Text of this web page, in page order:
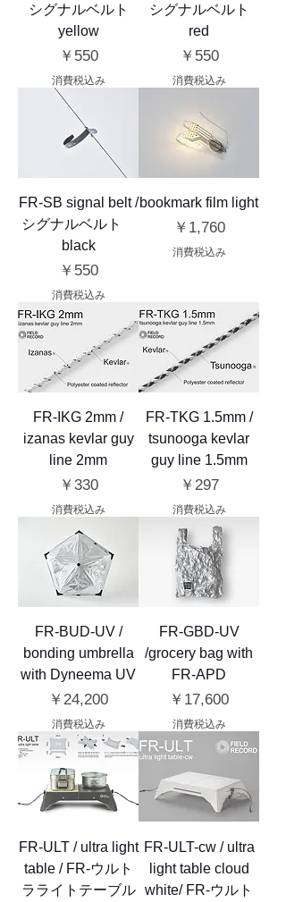
シグナルベルト
yellow
価格
￥550
消費税込み
シグナルベルト
red
価格
￥550
消費税込み
FR-SB signal belt /
シグナルベルト
black
価格
￥550
消費税込み
bookmark film light
価格
￥1,760
消費税込み
FR-IKG 2mm /
izanas kevlar guy
line 2mm
価格
￥330
消費税込み
FR-TKG 1.5mm /
tsunooga kevlar
guy line 1.5mm
価格
￥297
消費税込み
FR-BUD-UV /
bonding umbrella
with Dyneema UV
価格
￥24,200
消費税込み
FR-GBD-UV
/grocery bag with
FR-APD
価格
￥17,600
消費税込み
FR-ULT / ultra light
table / FR-ウルト
ラライトテーブル
FR-ULT-cw / ultra
light table cloud
white/ FR-ウルト